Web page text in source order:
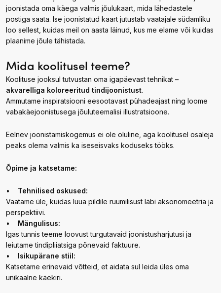
joonistada oma käega valmis jõulukaart, mida lähedastele
postiga saata. Ise joonistatud kaart jutustab vaatajale südamliku
loo sellest, kuidas meil on aasta läinud, kus me elame või kuidas
plaanime jõule tähistada.
Mida koolitusel teeme?
Koolituse jooksul tutvustan oma igapäevast tehnikat –
akvarelliga koloreeritud tindijoonistust.
Ammutame inspiratsiooni eesootavast pühadeajast ning loome
vabakäejoonistusega jõuluteemalisi illustratsioone.
Eelnev joonistamiskogemus ei ole oluline, aga koolitusel osaleja
peaks olema valmis ka iseseisvaks koduseks tööks.
Õpime ja katsetame:
• Tehnilised oskused:
Vaatame üle, kuidas luua pildile ruumilisust läbi aksonomeetria ja
perspektiivi.
•
Mängulisus:
Igas tunnis teeme loovust turgutavaid joonistusharjutusi ja
leiutame tindipliiatsiga põnevaid faktuure.
• Isikupärane stiil:
Katsetame erinevaid võtteid, et aidata sul leida üles oma
unikaalne käekiri.